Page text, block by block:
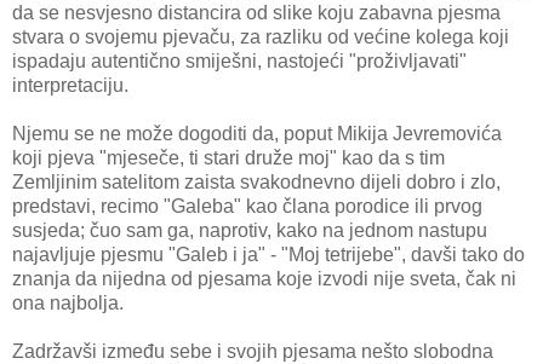
da se nesvjesno distancira od slike koju zabavna pjesma
stvara o svojemu pjevaču, za razliku od većine kolega koji
ispadaju autentično smiješni, nastojeći "proživljavati"
interpretaciju.
Njemu se ne može dogoditi da, poput Mikija Jevremovića
koji pjeva "mjeseče, ti stari druže moj" kao da s tim
Zemljinim satelitom zaista svakodnevno dijeli dobro i zlo,
predstavi, recimo "Galeba" kao člana porodice ili prvog
susjeda; čuo sam ga, naprotiv, kako na jednom nastupu
najavljuje pjesmu "Galeb i ja" - "Moj tetrijebe", davši tako do
znanja da nijedna od pjesama koje izvodi nije sveta, čak ni
ona najbolja.
Zadržavši između sebe i svojih pjesama nešto slobodna